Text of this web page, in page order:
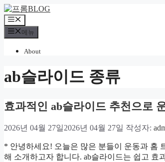
컨
텐
츠
로
기
메
뉴
메뉴
About
ab슬라이드 종류
효과적인 ab슬라이드 추천으로
2026년 04월 27일2026년 04월 27일 작성자:
* 안녕하세요! 오늘은 많은 분들이 운동과 홈
해 소개하고자 합니다. ab슬라이드는 쉽고 효